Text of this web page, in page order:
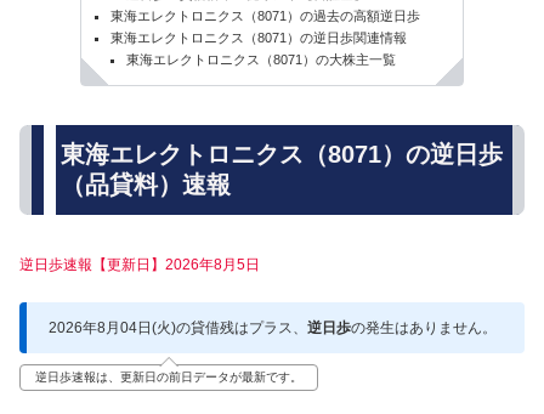
東海エレクトロニクス（8071）の過去の高額逆日歩
東海エレクトロニクス（8071）の逆日歩関連情報
東海エレクトロニクス（8071）の大株主一覧
東海エレクトロニクス（8071）の逆日歩
（品貸料）速報
逆日歩速報【更新日】2026年8月5日
2026年8月04日(火)の貸借残はプラス、 逆日歩の発生はありません。
逆日歩速報は、更新日の前日データが最新です。